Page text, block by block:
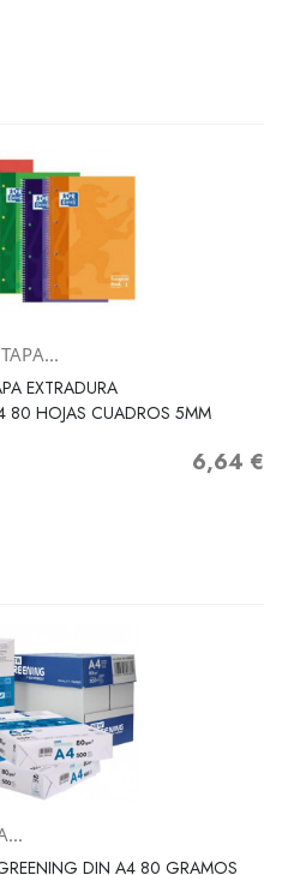
EXTRADURA
80 HOJAS CUADROS 5MM
Precio
6,64 €
DIN A4 80 GRAMOS